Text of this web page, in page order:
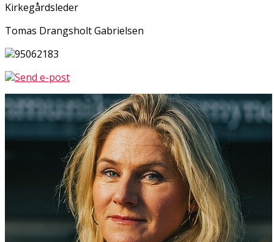
Kirkegårdsleder
Tomas Drangsholt Gabrielsen
95062183
Send e-post